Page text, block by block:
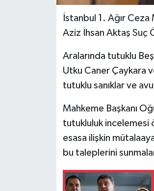
İstanbul 1. Ağır
Aziz İhsan Aktaş Suç
Aralarında tutuklu
Utku Caner Çaykara
tutuklu sanıklar ve
Mahkeme Başkanı
tutukluluk incelemesi
esasa ilişkin
bu taleplerini